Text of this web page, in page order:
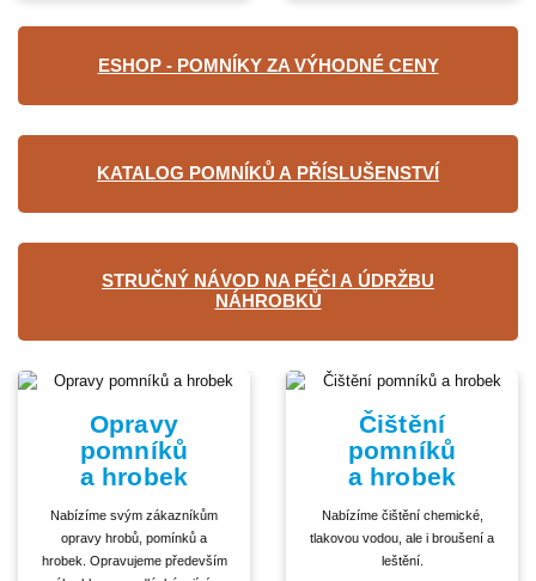
ESHOP - POMNÍKY ZA VÝHODNÉ CENY
KATALOG POMNÍKŮ A PŘÍSLUŠENSTVÍ
STRUČNÝ NÁVOD NA PÉČI A ÚDRŽBU
NÁHROBKŮ
Opravy
pomníků
a hrobek
Nabízíme svým zákazníkům
opravy hrobů, pomínků a
hrobek. Opravujeme především
Čištění
pomníků
a hrobek
Nabízíme čištění chemické,
tlakovou vodou, ale i broušení a
leštění.